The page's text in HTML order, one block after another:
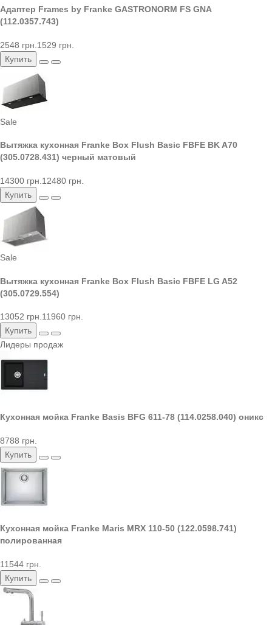
Адаптер Frames by Franke GASTRONORM FS GNA
(112.0357.743)
2548 грн. 1529 грн.
Купить
Sale
Вытяжка кухонная Franke Box Flush Basic FBFE BK A70
(305.0728.431) черный матовый
14300 грн. 12480 грн.
Купить
Sale
Вытяжка кухонная Franke Box Flush Basic FBFE LG A52
(305.0729.554)
13052 грн.11960 грн.
Купить
Лидеры продаж
Кухонная мойка Franke Basis BFG 611-78 (114.0258.040) оникс
8788 грн.
Купить
Кухонная мойка Franke Maris MRX 110-50 (122.0598.741)
полированная
11544 грн.
Купить